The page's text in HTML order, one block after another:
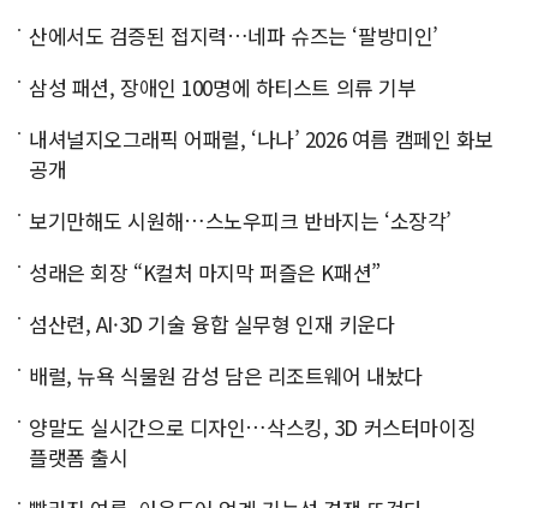
산에서도 검증된 접지력…네파 슈즈는 ‘팔방미인’
삼성 패션, 장애인 100명에 하티스트 의류 기부
내셔널지오그래픽 어패럴, ‘나나’ 2026 여름 캠페인 화보
공개
보기만해도 시원해…스노우피크 반바지는 ‘소장각’
성래은 회장 “K컬처 마지막 퍼즐은 K패션”
섬산련, AI·3D 기술 융합 실무형 인재 키운다
배럴, 뉴욕 식물원 감성 담은 리조트웨어 내놨다
양말도 실시간으로 디자인…삭스킹, 3D 커스터마이징
플랫폼 출시